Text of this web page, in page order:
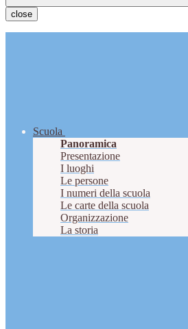
close
Scuola
Panoramica
Presentazione
I luoghi
Le persone
I numeri della scuola
Le carte della scuola
Organizzazione
La storia